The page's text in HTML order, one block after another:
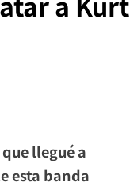
llegué a
esta banda